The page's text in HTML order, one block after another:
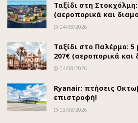
Ταξίδι στη
(αεροπορικά και
04/08/2026
Ταξίδι στο Παλέρμο:
207€ (αεροπορικά και
04/08/2026
Ryanair: πτήσεις
επιστροφή!
03/08/2026